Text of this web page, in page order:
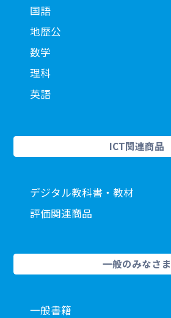
国語
地歴公
数学
理科
英語
ICT関連商品
デジタル教科書・教材
評価関連商品
一般のみなさま
一般書籍